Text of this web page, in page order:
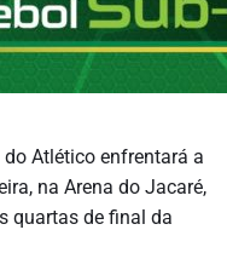
Atlético enfrentará a
na Arena do Jacaré,
quartas de final da